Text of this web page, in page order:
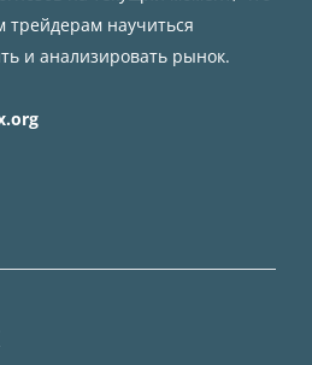
научиться
и анализировать рынок.